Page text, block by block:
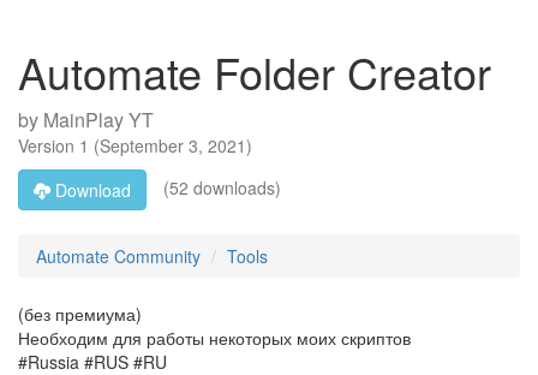
Automate Folder Creator
by MainPlay YT
Version 1 (September 3, 2021)
Download
(52 downloads)
Automate Community Tools
(без премиума)
Необходим для работы некоторых моих скриптов
#Russia #RUS #RU